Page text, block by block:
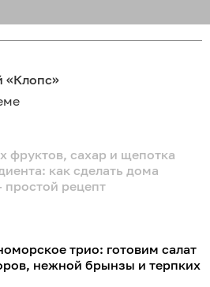
«Клопс»
фруктов, сахар и щепотка
как сделать дома
простой рецепт
трио: готовим салат
нежной брынзы и терпких